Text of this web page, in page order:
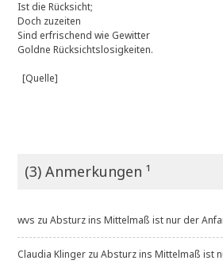
Ist die Rücksicht;
Doch zuzeiten
Sind erfrischend wie Gewitter
Goldne Rücksichtslosigkeiten.
[Quelle]
(3) Anmerkungen ¹
wvs zuAbsturz ins Mittelmaß ist nur der
Claudia Klinger zuAbsturz ins Mittelmaß ist